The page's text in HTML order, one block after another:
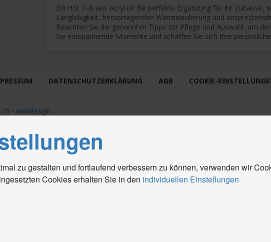
Ein Hot Tub aus Acryl ist die perfekte Ergänzung für Ihr Zuhause,
Langlebigkeit, hervorragenden Wärmeisolierung und
Beachten Sie die genannten Tipps zur Pflege und Auswahl, um
Sie entspannende Momente und schaffen Sie sich Ihre
DATENSCHUTZERKLÄRUNG AGB COOKIE-
- webdesign
zu gestalten und fortlaufend verbessern zu können, verwenden wir
Cookies erhalten Sie in den individuellen Einstellungen